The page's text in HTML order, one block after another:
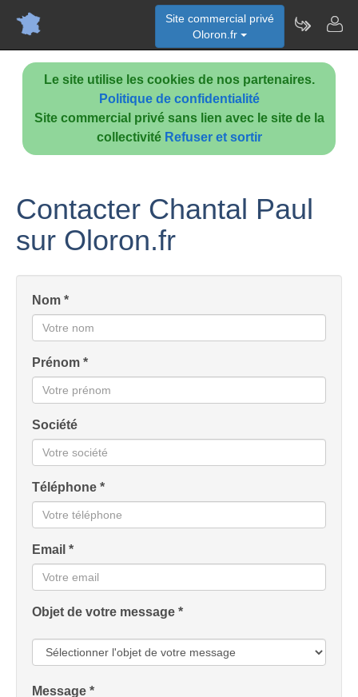
Le site utilise les cookies de nos partenaires.
Politique de confidentialité
Site commercial privé sans lien avec le site de la
collectivité Refuser et sortir
Site commercial privé
Oloron.fr
Contacter Chantal Paul
sur Oloron.fr
Nom *
Prénom *
Société
Téléphone *
Email *
Objet de votre message *
Message *